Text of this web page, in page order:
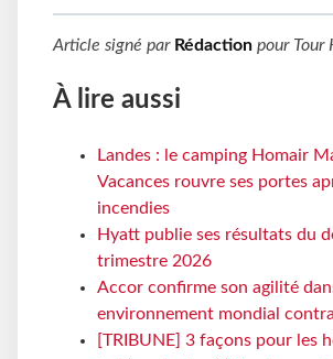
Article signé par Rédaction pour Tour
À lire aussi
Landes : le camping Homair
Vacances rouvre ses portes
incendies
Hyatt publie ses résultats du
trimestre 2026
Accor confirme son agilité
environnement mondial
[TRIBUNE] 3 façons pour les